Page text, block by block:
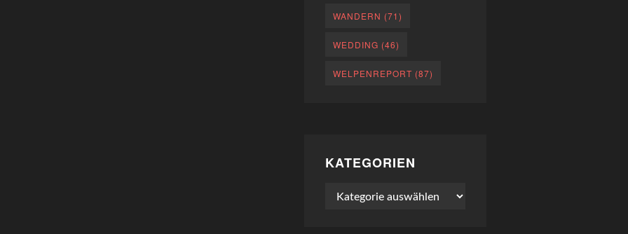
WANDERN (71)
WEDDING (46)
WELPENREPORT (87)
KATEGORIEN
Kategorien